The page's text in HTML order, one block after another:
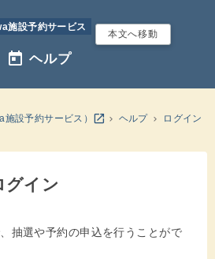
施設予約サービス
本文へ移動
today ヘルプ
設予約サービス） open_in_new ヘルプ ログイン
グイン
抽選や予約の申込を行うことがで